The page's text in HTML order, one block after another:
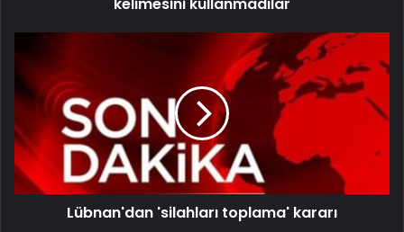
kelimesini kullanmadılar
Lübnan'dan 'silahları toplama' kararı